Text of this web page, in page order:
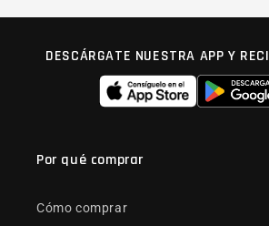
DESCÁRGATE NUESTRA APP Y
Por qué comprar
Cómo comprar